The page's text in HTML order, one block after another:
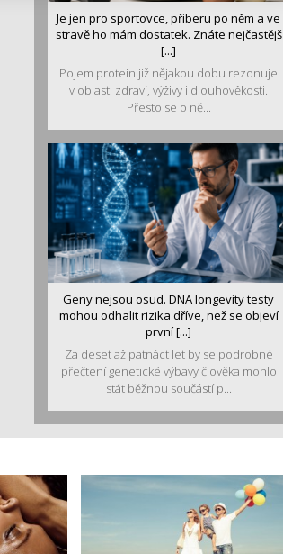
Je jen pro sportovce, přiberu po něm a ve
stravě ho mám dostatek. Znáte nejčastějš
[...]
Pojem protein již nějakou dobu rezonuje
v oblasti zdraví, výživy i dlouhověkosti.
Přesto se o ně...
Geny nejsou osud. DNA longevity testy
mohou odhalit rizika dříve, než se objeví
první [...]
Za deset až patnáct let by se podrobné
přečtení genetické výbavy člověka mohlo
stát běžnou součástí p...